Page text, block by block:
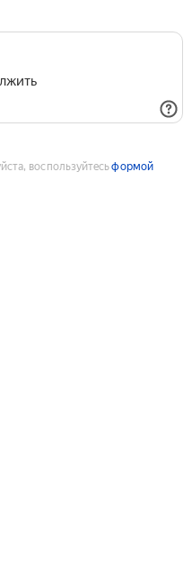
воспользуйтесьформой